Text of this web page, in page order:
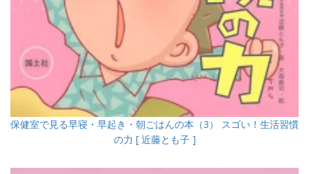
保健室で見る早寝・早起き・朝ごはんの本（3） スゴい！生活習慣
の力 [ 近藤とも子 ]